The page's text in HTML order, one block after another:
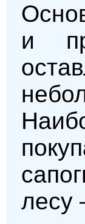
и
лесу